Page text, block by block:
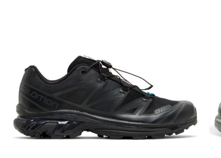
колір товару, що зазначено на фото, може дещо відрізнятися
від реального!
*Певні незначні деталі товару та його комлпектації (у тому
числі, але не виключно — розташування етикеток, бірок, їх
форма, розмір або зміст, дрібні принти, колір коробки чи
пакувального паперу тощо) можуть відрізнятися від зазнчених
на фото, оскільки виробник може змінювати БЕЗ
ПОПЕРЕДЖЕННЯ, у тому числі, але не виключно — дизайн,